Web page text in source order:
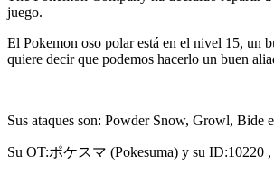
juego.
El Pokemon oso polar está en el nivel 15, un
quiere decir que podemos hacerlo un buen
Sus ataques son: Powder Snow, Growl,
Su OT:ポケスマ (Pokesuma) y su ID:10220 ,